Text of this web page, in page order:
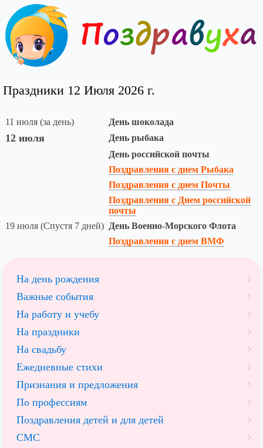
Праздники 12 Июля 2026 г.
11 июля (за день) День шоколада
12 июля
День рыбака
День российской почты
Поздравления с днем Рыбака
Поздравления с днем Почты
Поздравления с Днем российской
почты
19 июля (Спустя 7 дней) День Военно-Морского Флота
Поздравления с днем ВМФ
На день рождения
Важные события
На работу и учебу
На праздники
На свадьбу
Ежедневные стихи
Признания и предложения
По профессиям
Поздравления детей и для детей
СМС